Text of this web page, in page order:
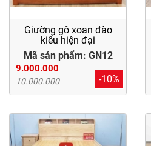
Giường gỗ xoan đào
kiểu hiện đại
Mã sản phẩm: GN12
9.000.000
10.000.000 -10%